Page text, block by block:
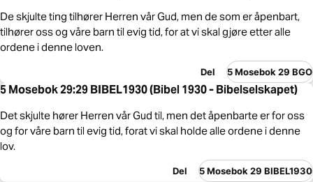
De skjulte ting tilhører Herren vår Gud, men de som er åpenbart,
tilhører oss og våre barn til evig tid, for at vi skal gjøre etter alle
ordene i denne loven.
Del 5 Mosebok 29 BGO
5 Mosebok 29:29 BIBEL1930 (Bibel 1930 - Bibelselskapet)
Det skjulte hører Herren vår Gud til, men det åpenbarte er for oss
og for våre barn til evig tid, forat vi skal holde alle ordene i denne
lov.
Del 5 Mosebok 29 BIBEL1930